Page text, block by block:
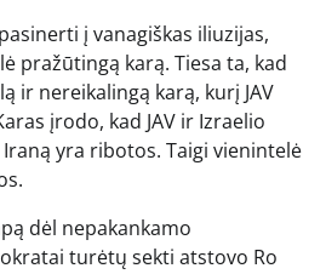
į vanagiškas iliuzijas,
pražūtingą karą. Tiesa ta, kad
ir nereikalingą karą, kurį JAV
įrodo, kad JAV ir Izraelio
yra ribotos. Taigi vienintelė
dėl nepakankamo
turėtų sekti atstovo Ro